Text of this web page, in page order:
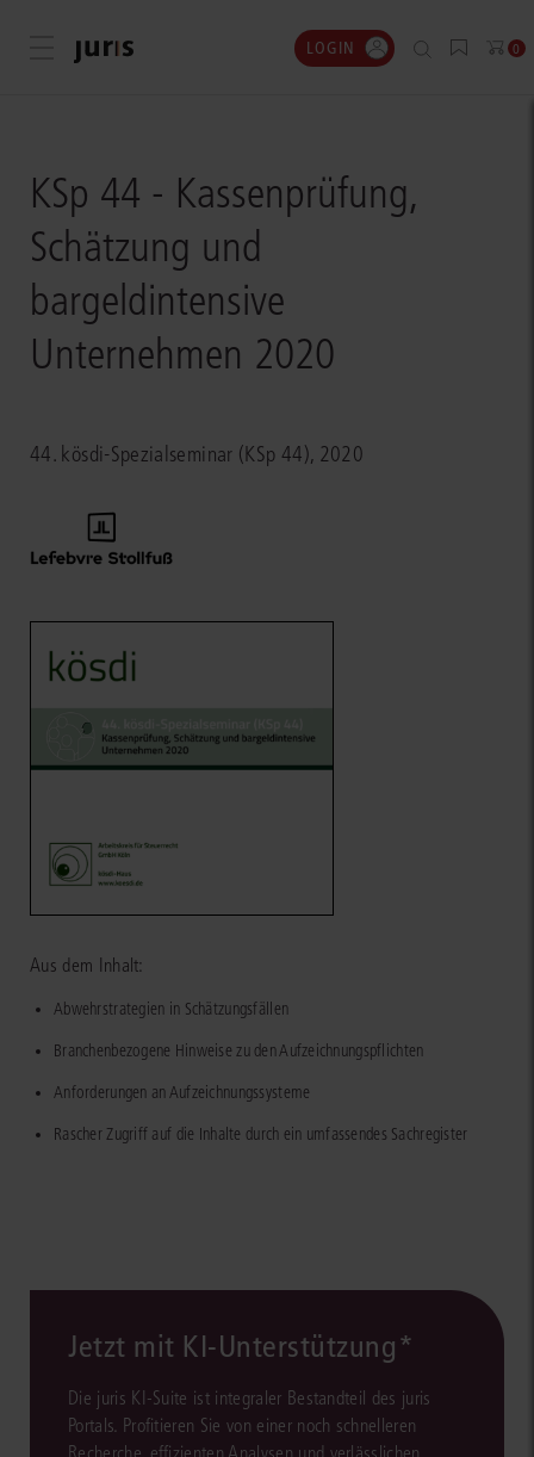
Menü öffnen LOGIN 0
KSp 44 - Kassenprüfung,
Schätzung und
bargeldintensive
Unternehmen 2020
44. kösdi-Spezialseminar (KSp 44), 2020
Aus dem Inhalt:
Abwehrstrategien in Schätzungsfällen
Branchenbezogene Hinweise zu den Aufzeichnungspflichten
Anforderungen an Aufzeichnungssysteme
Rascher Zugriff auf die Inhalte durch ein umfassendes Sachregister
Jetzt mit KI-Unterstützung*
Die juris KI-Suite ist integraler Bestandteil des juris
Portals. Profitieren Sie von einer noch schnelleren
Recherche, effizienten Analysen und verlässlichen